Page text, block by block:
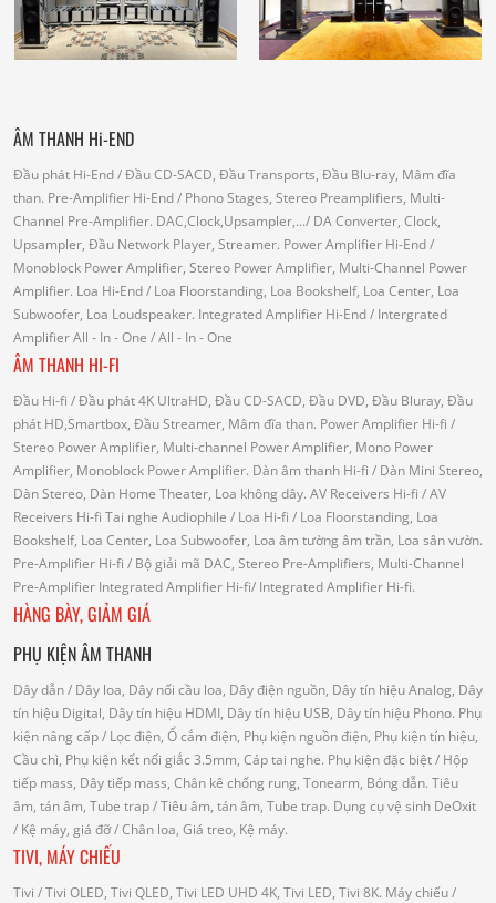
ÂM THANH Hi-END
Đầu phát Hi-End/ Đầu CD-SACD, Đầu Transports, Đầu Blu-ray, Mâm đĩa
than. Pre-Amplifier Hi-End/ Phono Stages, Stereo Preamplifiers, Multi-
Channel Pre-Amplifier. DAC,Clock,Upsampler,.../ DA Converter, Clock,
Upsampler, Đầu Network Player, Streamer. Power Amplifier Hi-End/
Monoblock Power Amplifier, Stereo Power Amplifier, Multi-Channel Power
Amplifier. Loa Hi-End/ Loa Floorstanding, Loa Bookshelf, Loa Center, Loa
Subwoofer, Loa Loudspeaker. Integrated Amplifier Hi-End/ Intergrated
AmplifierAll - In - One / All - In - One
ÂM THANH HI-FI
Đầu Hi-fi / Đầu phát 4K UltraHD, Đầu CD-SACD, Đầu DVD, Đầu Bluray, Đầu
phát HD,Smartbox, Đầu Streamer, Mâm đĩa than. Power Amplifier Hi-fi /
Stereo Power Amplifier, Multi-channel Power Amplifier, Mono Power
Amplifier, Monoblock Power Amplifier. Dàn âm thanh Hi-fi / Dàn Mini Stereo,
Dàn Stereo, Dàn Home Theater, Loa không dây. AV Receivers Hi-fi / AV
Receivers Hi-fi Tai nghe Audiophile / Loa Hi-fi / Loa Floorstanding, Loa
Bookshelf, Loa Center, Loa Subwoofer, Loa âm tường âm trần, Loa sân vườn.
Pre-Amplifier Hi-fi / Bộ giải mã DAC, Stereo Pre-Amplifiers, Multi-Channel
Pre-Amplifier Integrated Amplifier Hi-fi/ Integrated Amplifier Hi-fi.
HÀNG BÀY, GIẢM GIÁ
PHỤ KIỆN ÂM THANH
Dây dẫn/ Dây loa, Dây nối cầu loa, Dây điện nguồn, Dây tín hiệu Analog, Dây
tín hiệu Digital, Dây tín hiệu HDMI, Dây tín hiệu USB, Dây tín hiệu Phono. Phụ
kiện nâng cấp/ Lọc điện, Ổ cắm điện, Phụ kiện nguồn điện, Phụ kiện tín hiệu,
Cầu chì, Phụ kiện kết nối giắc 3.5mm, Cáp tai nghe. Phụ kiện đặc biệt/ Hộp
tiếp mass, Dây tiếp mass, Chân kê chống rung, Tonearm, Bóng dẫn. Tiêu
âm, tán âm, Tube trap/ Tiêu âm, tán âm, Tube trap. Dụng cụ vệ sinh DeOxit
/ Kệ máy, giá đỡ/ Chân loa, Giá treo, Kệ máy.
TIVI, MÁY CHIẾU
Tivi / Tivi OLED, Tivi QLED, Tivi LED UHD 4K, Tivi LED, Tivi 8K. Máy chiếu/